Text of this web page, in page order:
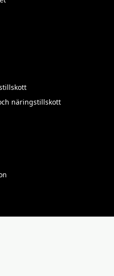
näringstillskott